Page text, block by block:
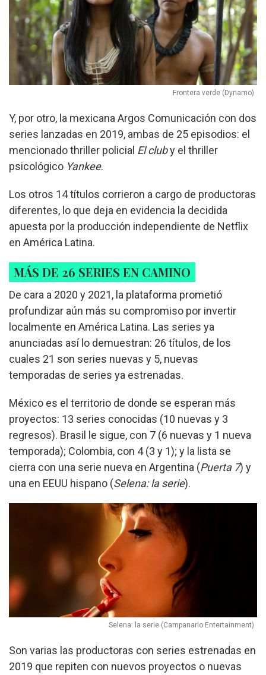
Frontera verde (Dynamo)
Y, por otro, la mexicana Argos Comunicación con dos
series lanzadas en 2019, ambas de 25 episodios: el
mencionado thriller policial El cluby el thriller
psicológico Yankee.
Los otros 14 títulos corrieron a cargo de productoras
diferentes, lo que deja en evidencia la decidida
apuesta por la producción independiente de Netflix
en América Latina.
MÁS DE 26 SERIES EN CAMINO
De cara a 2020 y 2021, la plataforma prometió
profundizar aún más su compromiso por invertir
localmente en América Latina. Las series ya
anunciadas así lo demuestran: 26 títulos, de los
cuales 21 son series nuevas y 5, nuevas
temporadas de series ya estrenadas.
México es el territorio de donde se esperan más
proyectos: 13 series conocidas (10 nuevas y 3
regresos). Brasil le sigue, con 7 (6 nuevas y 1 nueva
temporada); Colombia, con 4 (3 y 1); y la lista se
cierra con una serie nueva en Argentina (Puerta 7) y
una en EEUU hispano (Selena: la serie).
Selena: la serie (Campanario Entertainment)
Son varias las productoras con series estrenadas en
2019 que repiten con nuevos proyectos o nuevas